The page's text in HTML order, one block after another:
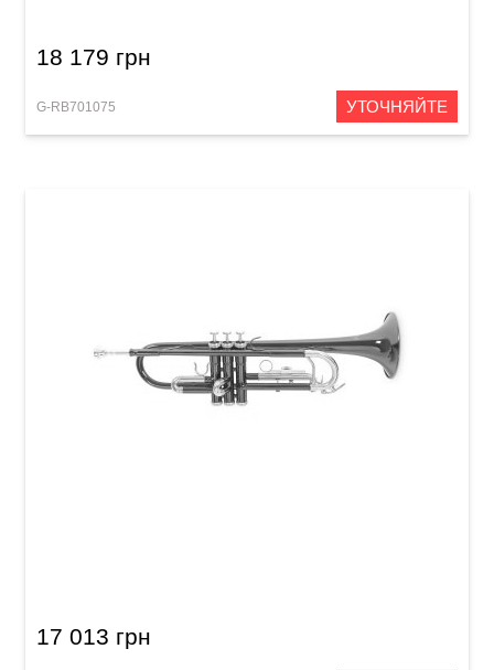
18 179 грн
G-RB701075 УТОЧНЯЙТЕ
17 013 грн